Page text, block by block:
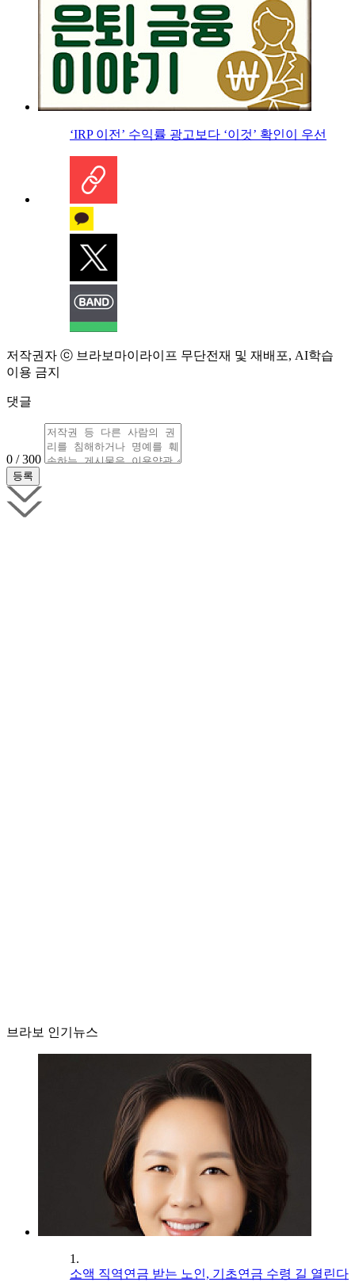
‘IRP 이전’ 수익률 광고보다 ‘이것’ 확인이 우선
저작권자 ⓒ 브라보마이라이프 무단전재 및 재배포, AI학습
이용 금지
댓글
0 / 300
브라보 인기뉴스
1.
소액 직역연금 받는 노인, 기초연금 수령 길 열린다